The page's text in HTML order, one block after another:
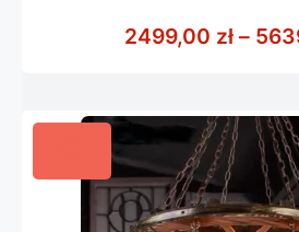
5
2499,00 zł –